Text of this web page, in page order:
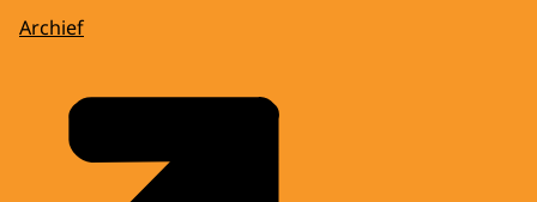
Archief